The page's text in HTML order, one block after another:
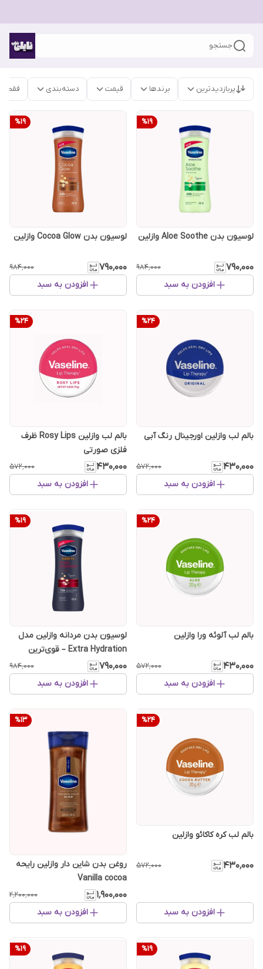
جستجو
پربازدیدترین برندها قیمت دسته‌بندی فقط
%19
لوسیون بدن Aloe Soothe وازلین
۷۹۰٬۰۰۰ ۹۸۴٬۰۰۰
افزودن به سبد
%19
لوسیون بدن Cocoa Glow وازلین
۷۹۰٬۰۰۰ ۹۸۴٬۰۰۰
افزودن به سبد
%24
بالم لب وازلین اورجینال رنگ آبی
۴۳۰٬۰۰۰ ۵۷۲٬۰۰۰
افزودن به سبد
%24
بالم لب وازلین Rosy Lips ظرف
فلزی صورتی
۴۳۰٬۰۰۰ ۵۷۲٬۰۰۰
افزودن به سبد
%24
بالم لب آلوئه ورا وازلین
۴۳۰٬۰۰۰ ۵۷۲٬۰۰۰
افزودن به سبد
%19
لوسیون بدن مردانه وازلین مدل
Extra Hydration – قوی‌ترین
آبرسان پوست بدن
۷۹۰٬۰۰۰ ۹۸۴٬۰۰۰
افزودن به سبد
%24
بالم لب کره کاکائو وازلین
۴۳۰٬۰۰۰ ۵۷۲٬۰۰۰
افزودن به سبد
%13
روغن بدن شاین دار وازلین رایحه
Vanilla cocoa
۱٬۹۰۰٬۰۰۰ ۲٬۲۰۰٬۰۰۰
افزودن به سبد
%19
%19